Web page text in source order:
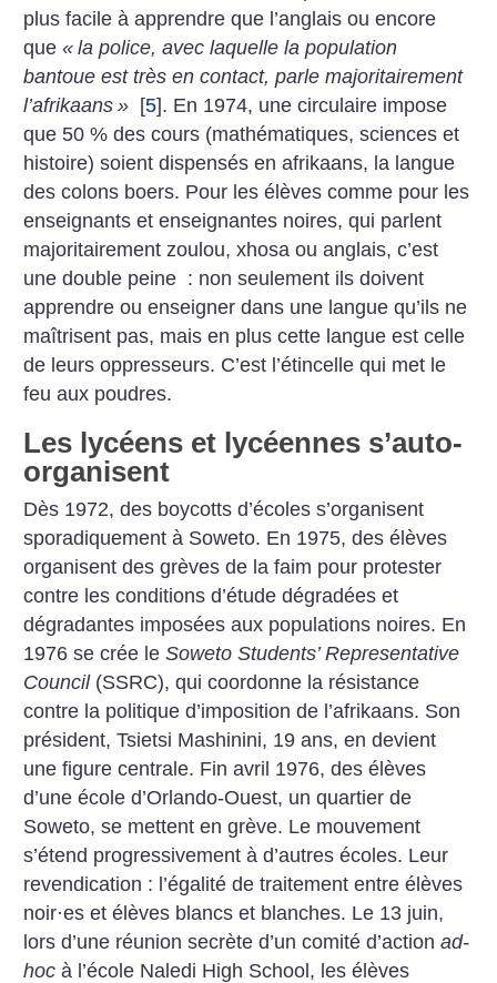
plus facile à apprendre que l’anglais ou encore
que« la police, avec laquelle la population
bantoue est très en contact, parle majoritairement
l’afrikaans » [5]. En 1974, une circulaire impose
que 50 % des cours (ma­thé­matiques, sciences et
histoire) soient dispensés en afrikaans, la langue
des colons boers. Pour les élèves comme pour les
enseignants et enseignantes noires, qui parlent
majoritairement zoulou, xhosa ou anglais, c’est
une double peine : non seulement ils doivent
apprendre ou enseigner dans une langue qu’ils ne
maîtrisent pas, mais en plus cette langue est celle
de leurs oppresseurs. C’est l’étincelle qui met le
feu aux poudres.
Les lycéens et lycéennes s’auto-
organisent
Dès 1972, des boycotts d’écoles s’organisent
sporadiquement à Soweto. En 1975, des élèves
organisent des grèves de la faim pour protester
contre les conditions d’étude dégradées et
dégradantes imposées aux populations noires. En
1976 se crée leSoweto Students’ Representative
Council (SSRC), qui coordonne la résistance
contre la politique d’imposition de l’afrikaans. Son
président, Tsietsi Mashinini, 19 ans, en devient
une figure centrale. Fin avril 1976, des élèves
d’une école d’Orlando-Ouest, un quartier de
Soweto, se mettent en grève. Le mouvement
s’étend progressivement à d’autres écoles. Leur
revendication : l’égalité de traitement entre élèves
noir·es et élèves blancs et blanches. Le 13 juin,
lors d’une réunion secrète d’un comité d’actionad-
hoc à l’école Naledi High School, les élèves